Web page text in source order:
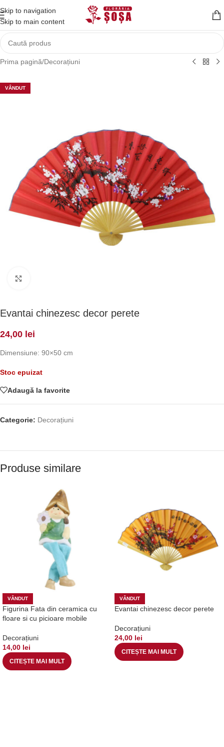
Skip to navigation
Skip to main content
Prima pagină/Decorațiuni
VÂNDUT
Evantai chinezesc decor perete
24,00 lei
Dimensiune: 90×50 cm
Stoc epuizat
Adaugă la favorite
Categorie: Decorațiuni
Produse similare
VÂNDUT
Figurina Fata din ceramica cu
floare si cu picioare mobile
Decorațiuni
14,00 lei
CITEȘTE MAI MULT
VÂNDUT
Evantai chinezesc decor perete
Decorațiuni
24,00 lei
CITEȘTE MAI MULT